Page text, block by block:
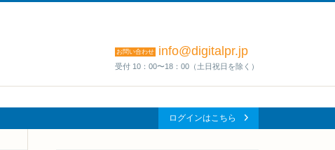
お問い合わせ info@digitalpr.jp
受付 10：00〜18：00（土日祝日を除く）
ログインはこちら